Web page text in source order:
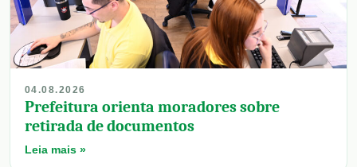
04.08.2026
Prefeitura orienta moradores sobre
retirada de documentos
Leia mais »